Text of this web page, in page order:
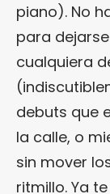
piano). No
para
cualquiera
debuts que
la calle, o
sin mover
ritmillo. Ya